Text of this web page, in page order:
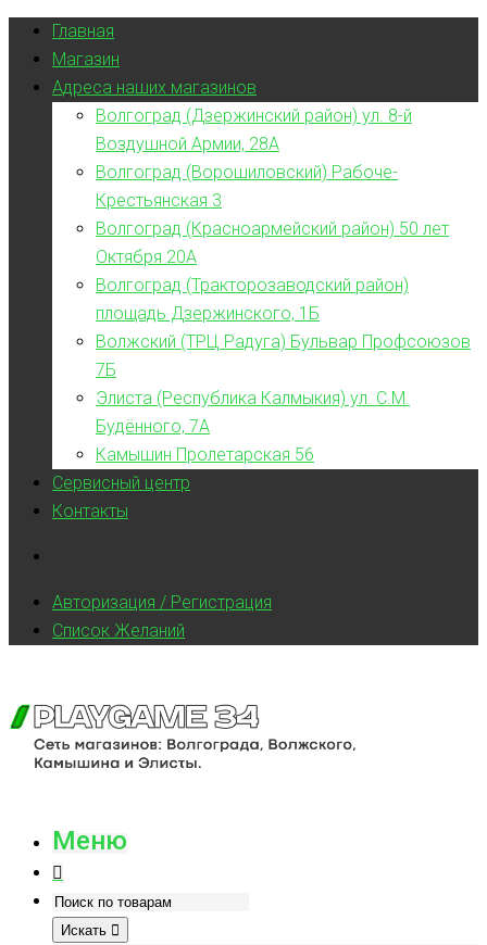
Главная
Магазин
Адреса наших магазинов
Волгоград (Дзержинский район) ул. 8-й
Воздушной Армии, 28А
Волгоград (Ворошиловский) Рабоче-
Крестьянская 3
Волгоград (Красноармейский район) 50 лет
Октября 20А
Волгоград (Тракторозаводский район)
площадь Дзержинского, 1Б
Волжский (ТРЦ Радуга) Бульвар Профсоюзов
7Б
Элиста (Республика Калмыкия) ул. С.М.
Будённого, 7А
Камышин Пролетарская 56
Сервисный центр
Контакты
Авторизация / Регистрация
Список Желаний
Меню
Искать